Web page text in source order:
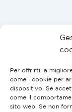
Per offrirti la
come i cookie per
dispositivo. Se
come il
sito web. Se non